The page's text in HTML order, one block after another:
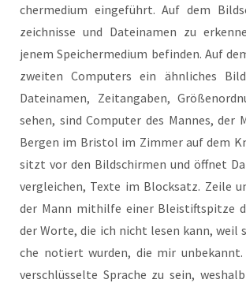
cher­me­di­um ein­ge­führt. Auf dem
zeich­nis­se und Datei­na­men zu
jenem Spei­cher­me­di­um befin­den. Auf
zwei­ten Com­pu­ters ein ähn­li­ches
Datei­na­men, Zeit­an­ga­ben,
sehen, sind Com­pu­ter des Man­nes, der
Ber­gen im Bris­tol im Zim­mer auf dem
sitzt vor den Bild­schir­men und öff­net
ver­glei­chen, Tex­te im Block­satz. Zei­le
der Mann mit­hil­fe einer Blei­stift­spit­ze
der Wor­te, die ich nicht lesen kann, weil
che notiert wur­den, die mir unbe­kannt.
ver­schlüs­sel­te Spra­che zu sein,